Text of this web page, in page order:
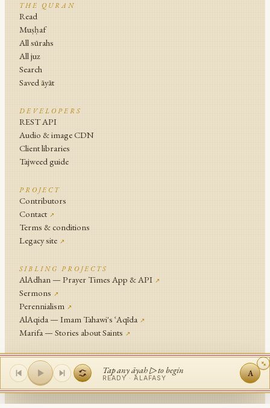
THE QURAN
Read
Muṣḥaf
All sūrahs
All juz
Search
Saved āyāt
DEVELOPERS
REST API
Audio & image CDN
Client libraries
Tajweed guide
PROJECT
Contributors
Contact ↗
Terms & conditions
Legacy site ↗
SIBLING PROJECTS
AlAdhan — Prayer Times App & API ↗
Sermons ↗
Perennialism ↗
AlAqida — Imam Tahawi's ʿAqīda ↗
Marifa — Stories about Saints ↗
An Islamic NetworkProject .
© Islamic Network and contributors since 2014
Tap any āyah ▷ to begin
READY ·ALAFASY A